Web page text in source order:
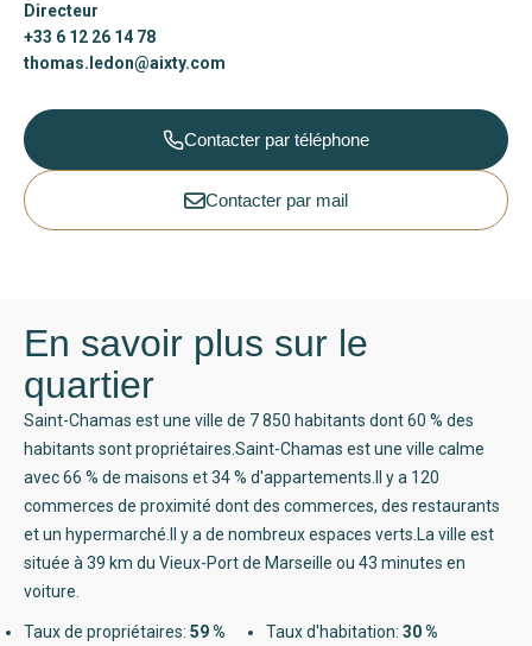
Directeur
+33 6 12 26 14 78
thomas.ledon@aixty.com
Contacter par téléphone
Contacter par mail
En savoir plus sur le
quartier
Saint-Chamas est une ville de 7 850 habitants dont 60 % des
habitants sont propriétaires.Saint-Chamas est une ville calme
avec 66 % de maisons et 34 % d'appartements.Il y a 120
commerces de proximité dont des commerces, des restaurants
et un hypermarché.Il y a de nombreux espaces verts.La ville est
située à 39 km du Vieux-Port de Marseille ou 43 minutes en
voiture.
Taux de propriétaires: 59 % Taux d'habitation: 30 %